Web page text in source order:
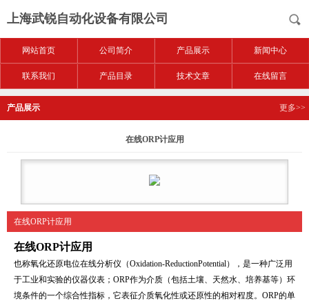
上海武锐自动化设备有限公司
网站首页 公司简介 产品展示 新闻中心
联系我们 产品目录 技术文章 在线留言
产品展示 更多>>
在线ORP计应用
在线ORP计应用
在线ORP计应用
也称氧化还原电位在线分析仪（Oxidation-ReductionPotential），是一种广泛用
于工业和实验的仪器仪表；ORP作为介质（包括土壤、天然水、培养基等）环
境条件的一个综合性指标，它表征介质氧化性或还原性的相对程度。ORP的单